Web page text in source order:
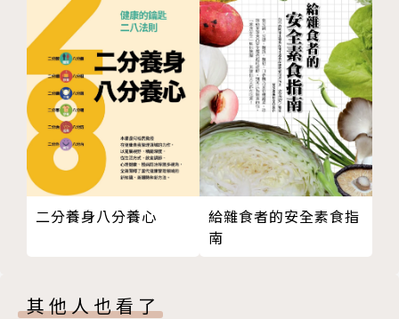
為自然醫學博士，是國際保健運動先驅。現任提倡自然
療法而知名的美國希波克拉底斯健康研究機構負責人，
該機構位於佛羅里達州西棕櫚灘。四十年來，他積極投
入相關研究、指導督察、授課、和實際調查工作，在民
族醫學領域享有盛名。
結合各種生活方式和非侵入性技術，比如攝取全食物補
給品和靜脈注射過程，他是保健補給品在預防及復元效
果上的分子矯正量專家。克萊門博士和其研究團隊在消
除疾病和過早老化等領域，不斷致力尋求更大突破。他
參與，所累積收集的數據資料，讓克雷門博士得以一窺
二分養身八分養心
給雜食者的安全素食指
南
其他人也看了